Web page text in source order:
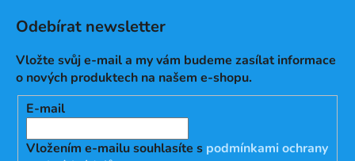
Odebírat newsletter
Vložte svůj e-mail a my vám budeme zasílat informace
o nových produktech na našem e-shopu.
E-mail
Vložením e-mailu souhlasíte s podmínkami ochrany